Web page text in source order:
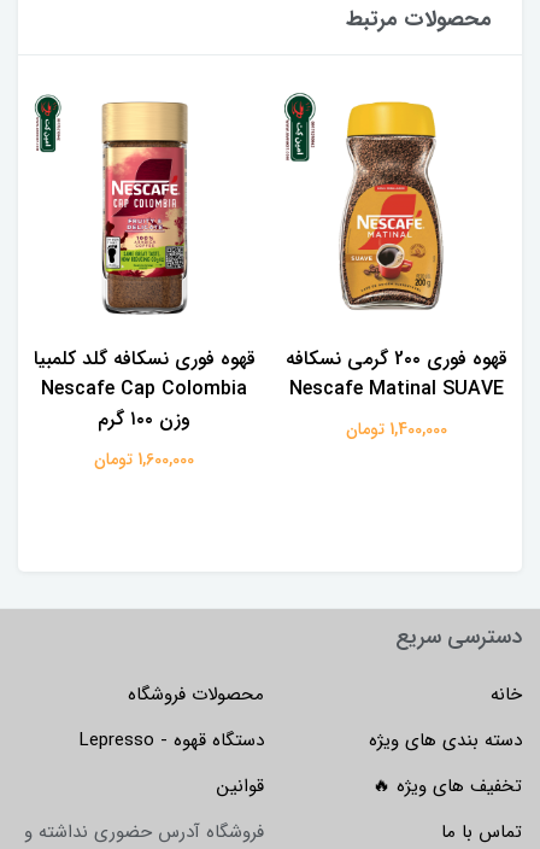
محصولات مرتبط
قهوه فوری 2۰۰ گرمی نسکافه
Nescafe Matinal SUAVE
1,400,000 تومان
قهوه فوری نسکافه گلد کلمبیا
Nescafe Cap Colombia
وزن ۱۰۰ گرم
1,600,000 تومان
دسترسی سریع
خانه
محصولات فروشگاه
دسته بندی های ویژه
دستگاه قهوه - Lepresso
تخفیف های ویژه 🔥
قوانین
تماس با ما
فروشگاه آدرس حضوری نداشته و